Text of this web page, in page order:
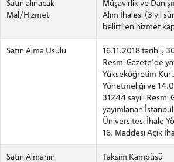
Satın alınacak
Mal/Hizmet
Müşavirlik ve
Alım İhalesi (3 yıl
belirtilen hizmet
Satın Alma Usulu
16.11.2018 tarihli,
Resmi Gazete'de
Yükseköğretim
Yönetmeliği ve
31244 sayılı Resmi
yayımlanan
Üniversitesi İhale
16. Maddesi Açık
Satın Almanın
Taksim Kampüsü